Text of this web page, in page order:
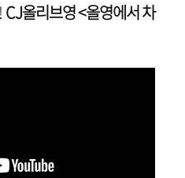
CJ올리브영 <올영에서 차